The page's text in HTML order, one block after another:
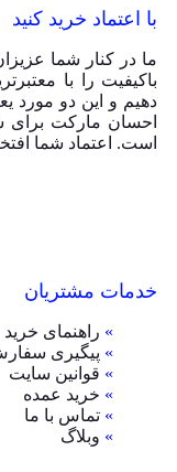
با اعتماد خرید کنید
ما در کنار شما
باکیفیت را با
دهیم و این دو مورد
احسان مارکت
است. اعتماد شما
خدمات مشتریان
» راهنمای خرید
» پیگیری
» قوانین سایت
» خرید عمده
» تماس با ما
» وبلاگ